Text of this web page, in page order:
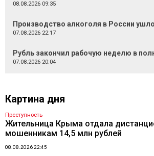
08.08.2026 09:35
Производство алкоголя в России
07.08.2026 22:17
Рубль закончил рабочую неделю в
07.08.2026 20:04
Картина дня
Преступность
Жительница Крыма отдала
мошенникам 14,5 млн рублей
08.08.2026 22:45